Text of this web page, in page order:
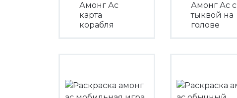
Амонг Ас
карта
корабля
Амонг Ас с
тыквой на
голове